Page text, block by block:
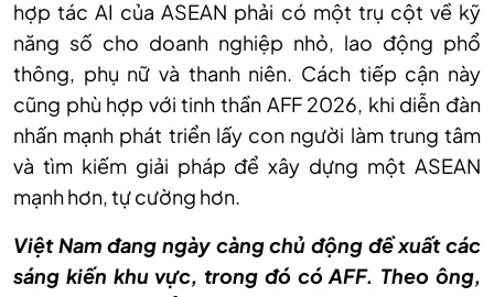
hợp tác AI của ASEAN phải có một trụ cột về kỹ
năng số cho doanh nghiệp nhỏ, lao động phổ
thông, phụ nữ và thanh niên. Cách tiếp cận này
cũng phù hợp với tinh thần AFF 2026, khi diễn đàn
nhấn mạnh phát triển lấy con người làm trung tâm
và tìm kiếm giải pháp để xây dựng một ASEAN
mạnh hơn, tự cường hơn.
Việt Nam đang ngày càng chủ động đề xuất các
sáng kiến khu vực, trong đó có AFF. Theo ông,